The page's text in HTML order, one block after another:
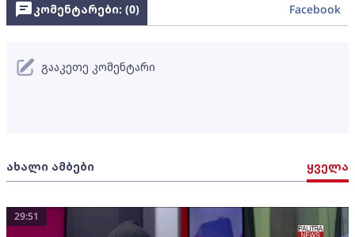
ახალი ამბები ყველა
29:51
კომენტარები: (0) Facebook
გააკეთე კომენტარი